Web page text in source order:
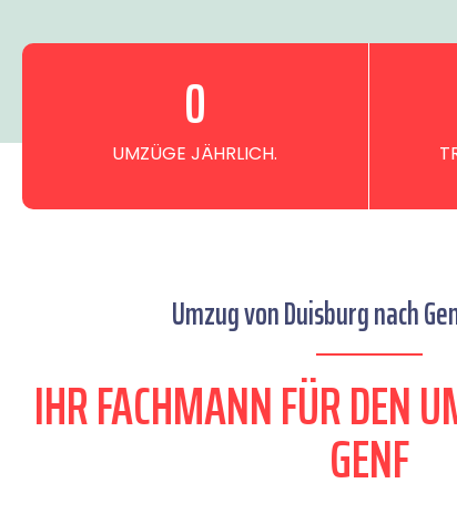
UMZÜGE JÄHRLICH.
0
Umzug von Duisburg nach
IHR FACHMANN FÜR DEN
GENF